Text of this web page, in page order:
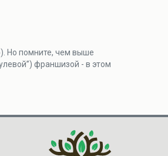
Но помните, чем выше
франшизой - в этом